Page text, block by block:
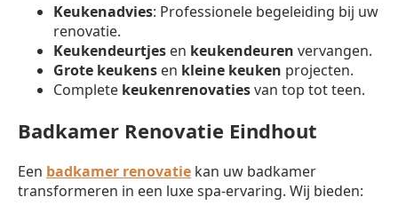
Keukenadvies: Professionele begeleiding bij uw
renovatie.
Keukendeurtjes en keukendeuren vervangen.
Grote keukens en kleine keuken projecten.
Complete keukenrenovatiesvan top tot teen.
Badkamer Renovatie Eindhout
Een badkamer renovatie kan uw badkamer
transformeren in een luxe spa-ervaring. Wij bieden: